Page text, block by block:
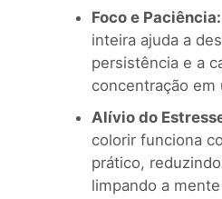
Foco e Paciência:
inteira ajuda a
persistência e a
concentração em
Alívio do
colorir funciona
prático,
limpando a